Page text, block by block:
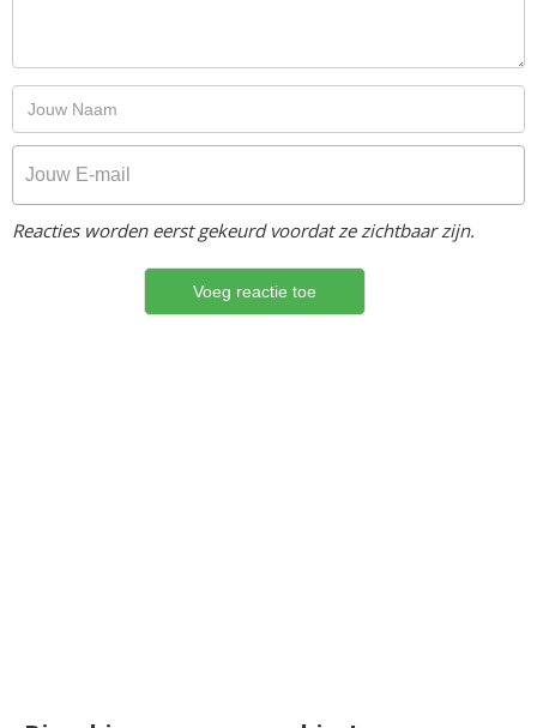
Reacties worden eerst gekeurd voordat ze zichtbaar zijn.